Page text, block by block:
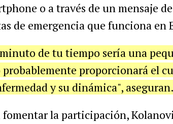
o a través de un mensaje
de emergencia que funciona en
de tu tiempo sería una
probablemente proporcionará el
y su dinámica", aseguran.
fomentar la participación,